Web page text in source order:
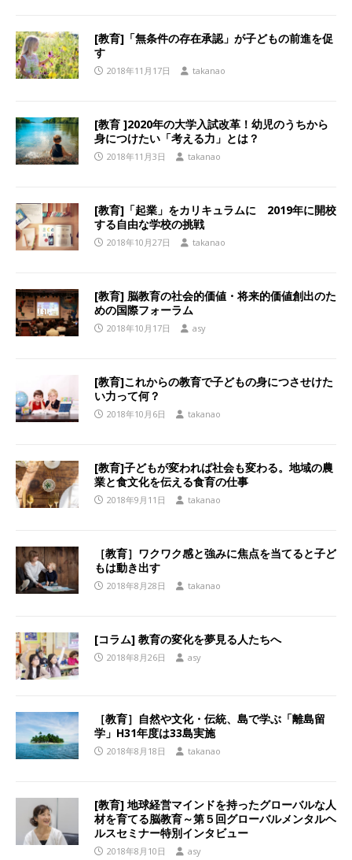
[教育]「無条件の存在承認」が子どもの前進を促
す
2018年11月17日 takanao
[教育 ]2020年の大学入試改革！幼児のうちから
身につけたい「考える力」とは？
2018年11月3日 takanao
[教育]「起業」をカリキュラムに 2019年に開校
する自由な学校の挑戦
2018年10月27日 takanao
[教育] 脳教育の社会的価値・将来的価値創出のた
めの国際フォーラム
2018年10月17日 asy
[教育]これからの教育で子どもの身につさせけた
い力って何？
2018年10月6日 takanao
[教育]子どもが変われば社会も変わる。地域の農
業と食文化を伝える食育の仕事
2018年9月11日 takanao
［教育］ワクワク感と強みに焦点を当てると子ど
もは動き出す
2018年8月28日 takanao
[コラム] 教育の変化を夢見る人たちへ
2018年8月26日 asy
［教育］自然や文化・伝統、島で学ぶ「離島留
学」H31年度は33島実施
2018年8月18日 takanao
[教育] 地球経営マインドを持ったグローバルな人
材を育てる脳教育～第５回グローバルメンタルヘ
ルスセミナー特別インタビュー
2018年8月10日 asy